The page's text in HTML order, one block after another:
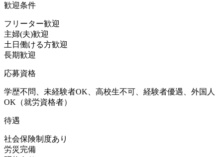
歓迎条件
フリーター歓迎
主婦(夫)歓迎
土日働ける方歓迎
長期歓迎
応募資格
学歴不問、未経験者OK、高校生不可、経験者優遇、外国人
OK（就労資格者）
待遇
社会保険制度あり
労災完備